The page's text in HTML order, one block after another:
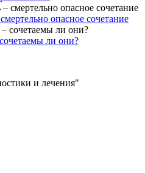
опасное сочетание
ли они?
и лечения"